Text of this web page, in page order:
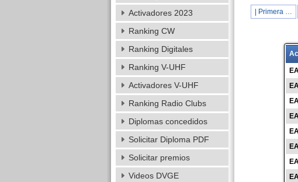
| Primera …
Activadores 2023
Ranking CW
Ranking Digitales
Ranking V-UHF
Activadores V-UHF
Ranking Radio Clubs
Diplomas concedidos
Solicitar Diploma PDF
Solicitar premios
Videos DVGE